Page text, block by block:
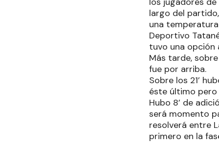
largo del
una
Deportivo
tuvo una opción
Más tarde,
fue por arriba.
Sobre los 21’
éste último pero
Hubo 8’ de
será momento
resolverá entre
primero en la